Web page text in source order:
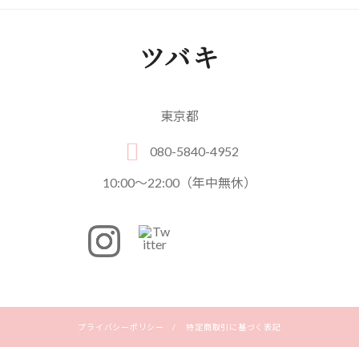
東京都
080-5840-4952
10:00～22:00（年中無休）
プライバシーポリシー / 特定商取引に基づく表記